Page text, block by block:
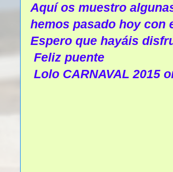
Aquí os muestro
hemos pasado hoy con
Espero que hayáis
Feliz puente
Lolo CARNAVAL 2015